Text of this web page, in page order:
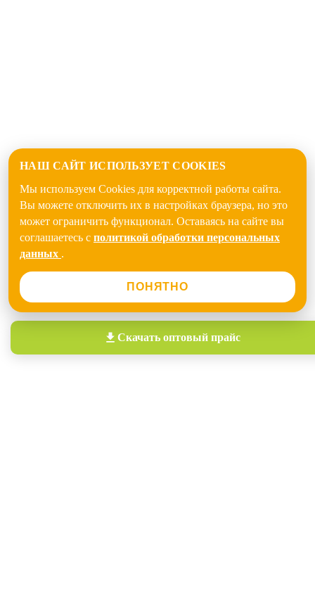
НАШ САЙТ ИСПОЛЬЗУЕТ COOKIES
Мы используем Cookies для корректной работы сайта.
Вы можете отключить их в настройках браузера, но это
может ограничить функционал. Оставаясь на сайте вы
соглашаетесь с политикой обработки персональных
данных .
ПОНЯТНО
Скачать оптовый прайс